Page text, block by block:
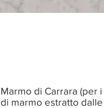
Marmo di Carrara (per
di marmo estratto